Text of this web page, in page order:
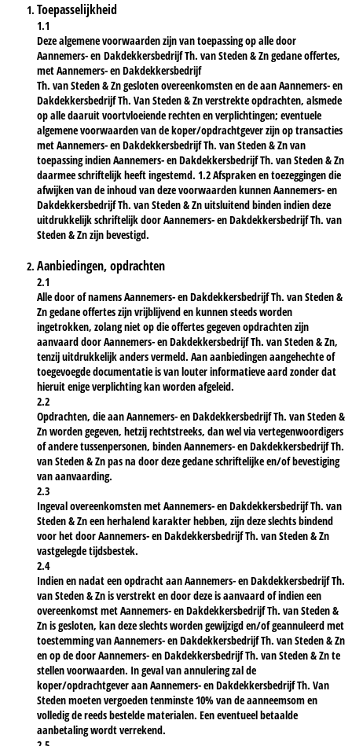
Toepasselijkheid
1.1
Deze algemene voorwaarden zijn van toepassing op alle door
Aannemers- en Dakdekkersbedrijf Th. van Steden & Zn gedane offertes,
met Aannemers- en Dakdekkersbedrijf
Th. van Steden & Zn gesloten overeenkomsten en de aan Aannemers- en
Dakdekkersbedrijf Th. Van Steden & Zn verstrekte opdrachten, alsmede
op alle daaruit voortvloeiende rechten en verplichtingen; eventuele
algemene voorwaarden van de koper/opdrachtgever zijn op transacties
met Aannemers- en Dakdekkersbedrijf Th. van Steden & Zn van
toepassing indien Aannemers- en Dakdekkersbedrijf Th. van Steden & Zn
daarmee schriftelijk heeft ingestemd. 1.2 Afspraken en toezeggingen die
afwijken van de inhoud van deze voorwaarden kunnen Aannemers- en
Dakdekkersbedrijf Th. van Steden & Zn uitsluitend binden indien deze
uitdrukkelijk schriftelijk door Aannemers- en Dakdekkersbedrijf Th. van
Steden & Zn zijn bevestigd.
Aanbiedingen, opdrachten
2.1
Alle door of namens Aannemers- en Dakdekkersbedrijf Th. van Steden &
Zn gedane offertes zijn vrijblijvend en kunnen steeds worden
ingetrokken, zolang niet op die offertes gegeven opdrachten zijn
aanvaard door Aannemers- en Dakdekkersbedrijf Th. van Steden & Zn,
tenzij uitdrukkelijk anders vermeld. Aan aanbiedingen aangehechte of
toegevoegde documentatie is van louter informatieve aard zonder dat
hieruit enige verplichting kan worden afgeleid.
2.2
Opdrachten, die aan Aannemers- en Dakdekkersbedrijf Th. van Steden &
Zn worden gegeven, hetzij rechtstreeks, dan wel via vertegenwoordigers
of andere tussenpersonen, binden Aannemers- en Dakdekkersbedrijf Th.
van Steden & Zn pas na door deze gedane schriftelijke en/of bevestiging
van aanvaarding.
2.3
Ingeval overeenkomsten met Aannemers- en Dakdekkersbedrijf Th. van
Steden & Zn een herhalend karakter hebben, zijn deze slechts bindend
voor het door Aannemers- en Dakdekkersbedrijf Th. van Steden & Zn
vastgelegde tijdsbestek.
2.4
Indien en nadat een opdracht aan Aannemers- en Dakdekkersbedrijf Th.
van Steden & Zn is verstrekt en door deze is aanvaard of indien een
overeenkomst met Aannemers- en Dakdekkersbedrijf Th. van Steden &
Zn is gesloten, kan deze slechts worden gewijzigd en/of geannuleerd met
toestemming van Aannemers- en Dakdekkersbedrijf Th. van Steden & Zn
en op de door Aannemers- en Dakdekkersbedrijf Th. van Steden & Zn te
stellen voorwaarden. In geval van annulering zal de
koper/opdrachtgever aan Aannemers- en Dakdekkersbedrijf Th. Van
Steden moeten vergoeden tenminste 10% van de aanneemsom en
volledig de reeds bestelde materialen. Een eventueel betaalde
aanbetaling wordt verrekend.